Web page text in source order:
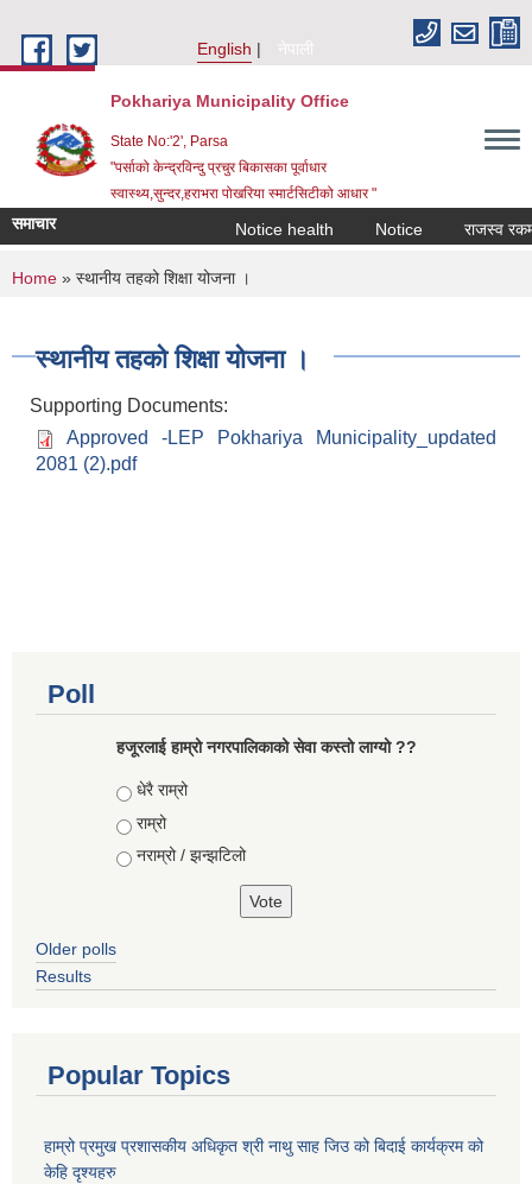
English
नेपाली
Pokhariya Municipality Office
State No:'2', Parsa
"पर्साको केन्द्रविन्दु प्रचुर बिकासका पूर्वाधार
स्वास्थ्य,सुन्दर,हराभरा पोखरिया स्मार्टसिटीको आधार "
समाचार Notice health Notice राजस्व रकम
You are here
Home » स्थानीय तहको शिक्षा योजना ।
स्थानीय तहको शिक्षा योजना ।
Supporting Documents:
Approved -LEP Pokhariya Municipality_updated
2081 (2).pdf
Poll
हजूरलाई हाम्रो नगरपालिकाको सेवा कस्तो लाग्यो ??
Choices
धेरै राम्रो
राम्रो
नराम्रो / झन्झटिलो
Older polls
Results
Popular Topics
हाम्रो प्रमुख प्रशासकीय अधिकृत श्री नाथु साह जिउ को बिदाई कार्यक्रम को
केहि दृश्यहरु